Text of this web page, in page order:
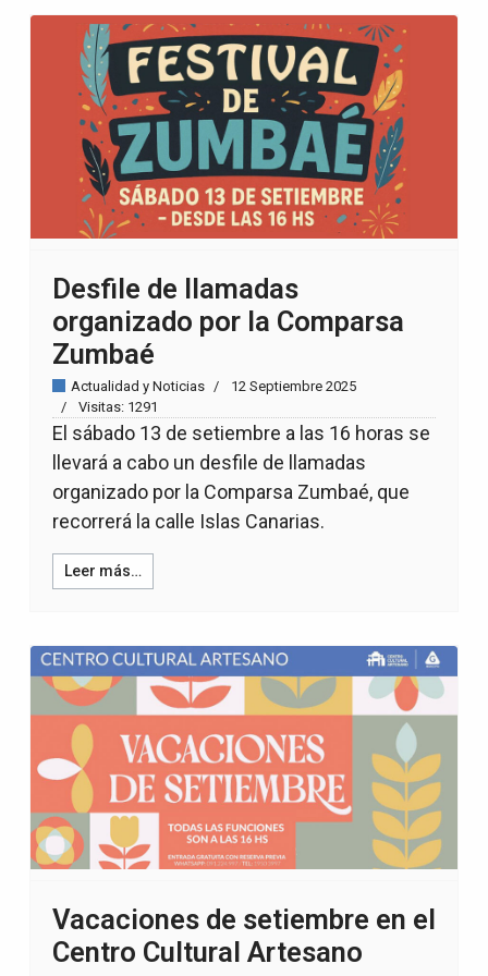
Desfile de llamadas
organizado por la Comparsa
Zumbaé
Actualidad y Noticias
12 Septiembre 2025
Visitas: 1291
El sábado 13 de setiembre a las 16 horas se
llevará a cabo un desfile de llamadas
organizado por la Comparsa Zumbaé, que
recorrerá la calle Islas Canarias.
Leer más…
Vacaciones de setiembre en el
Centro Cultural Artesano